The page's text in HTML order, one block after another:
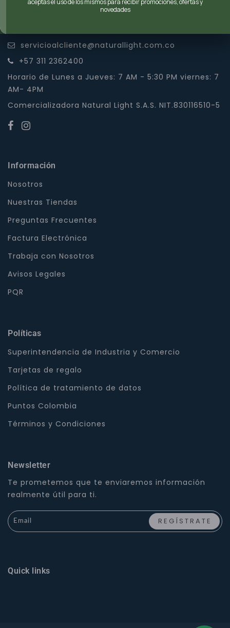
servicioalcliente@naturallight.com.co
+57 311 2362400
Horario de Lunes a Jueves: 7 AM - 5:30 PM viernes: 7
AM- 4PM
Comercializadora Natural Light S.A.S. NIT.830116510-5
Información
Nosotros
Nuestras Tiendas
Preguntas Frecuentes
Factura Electrónica
Trabaja con Nosotros
Avisos Legales
PQR
Políticas
Superintendencia de Industria y Comercio
Tarjetas de regalo
Política de tratamiento de datos
Puntos Colombia
Términos y Condiciones
Newsletter
Te prometemos que te enviaremos información
realmente útil para ti.
Quick links